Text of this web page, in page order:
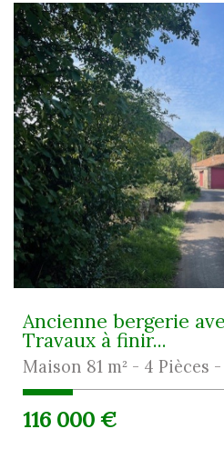
Ancienne bergerie
Travaux à finir...
Maison 81 m² - 4 Pièces
116 000 €